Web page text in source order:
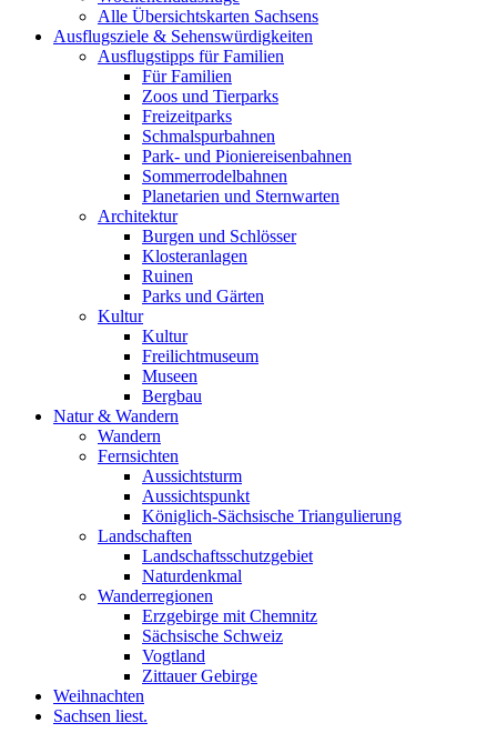
Alle Übersichtskarten Sachsens
Ausflugsziele & Sehenswürdigkeiten
Ausflugstipps für Familien
Für Familien
Zoos und Tierparks
Freizeitparks
Schmalspurbahnen
Park- und Pioniereisenbahnen
Sommerrodelbahnen
Planetarien und Sternwarten
Architektur
Burgen und Schlösser
Klosteranlagen
Ruinen
Parks und Gärten
Kultur
Kultur
Freilichtmuseum
Museen
Bergbau
Natur & Wandern
Wandern
Fernsichten
Aussichtsturm
Aussichtspunkt
Königlich-Sächsische Triangulierung
Landschaften
Landschaftsschutzgebiet
Naturdenkmal
Wanderregionen
Erzgebirge mit Chemnitz
Sächsische Schweiz
Vogtland
Zittauer Gebirge
Weihnachten
Sachsen liest.